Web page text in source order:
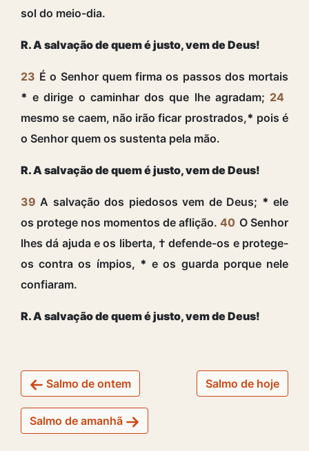
sol do meio-dia.
R. A salvação de quem é justo, vem de Deus!
23 É o Senhor quem firma os passos dos mortais
* e dirige o caminhar dos que lhe agradam; 24
mesmo se caem, não irão ficar prostrados,* pois é
o Senhor quem os sustenta pela mão.
R. A salvação de quem é justo, vem de Deus!
39 A salvação dos piedosos vem de Deus; * ele
os protege nos momentos de aflição. 40 O Senhor
lhes dá ajuda e os liberta, † defende-os e protege-
os contra os ímpios, * e os guarda porque nele
confiaram.
R. A salvação de quem é justo, vem de Deus!
Salmo de ontem Salmo de hoje
Salmo de amanhã